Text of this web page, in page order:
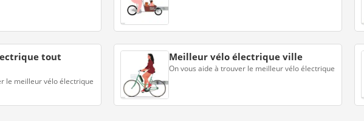
tout
le meilleur vélo électrique
Meilleur vélo électrique ville
On vous aide à trouver le meilleur vélo électrique